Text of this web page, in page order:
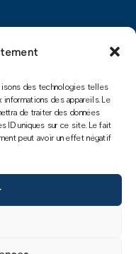
des technologies telles
des appareils. Le
de traiter des données
ID uniques sur ce site. Le fait
peut avoir un effet négatif
Paris - Tél. 01 40